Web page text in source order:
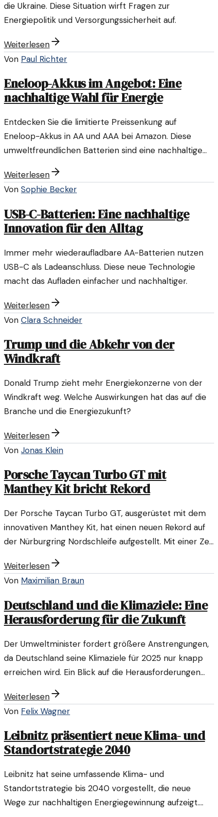
die Ukraine. Diese Situation wirft Fragen zur
Energiepolitik und Versorgungssicherheit auf.
Weiterlesen
Von Paul Richter
Eneloop-Akkus im Angebot: Eine
nachhaltige Wahl für Energie
Entdecken Sie die limitierte Preissenkung auf
Eneloop-Akkus in AA und AAA bei Amazon. Diese
umweltfreundlichen Batterien sind eine nachhaltige
Weiterlesen
Von Sophie Becker
USB-C-Batterien: Eine nachhaltige
Innovation für den Alltag
Immer mehr wiederaufladbare AA-Batterien nutzen
USB-C als Ladeanschluss. Diese neue Technologie
macht das Aufladen einfacher und nachhaltiger.
Weiterlesen
Von Clara Schneider
Trump und die Abkehr von der
Windkraft
Donald Trump zieht mehr Energiekonzerne von der
Windkraft weg. Welche Auswirkungen hat das auf die
Branche und die Energiezukunft?
Weiterlesen
Von Jonas Klein
Porsche Taycan Turbo GT mit
Manthey Kit bricht Rekord
Der Porsche Taycan Turbo GT, ausgerüstet mit dem
innovativen Manthey Kit, hat einen neuen Rekord auf
der Nürburgring Nordschleife aufgestellt. Mit einer Zeit
eindrucksvoll seine Leistung und Effizienz.
Weiterlesen
Von Maximilian Braun
Deutschland und die Klimaziele: Eine
Herausforderung für die Zukunft
Der Umweltminister fordert größere Anstrengungen,
da Deutschland seine Klimaziele für 2025 nur knapp
erreichen wird. Ein Blick auf die Herausforderungen
Weiterlesen
Von Felix Wagner
Leibnitz präsentiert neue Klima- und
Standortstrategie 2040
Leibnitz hat seine umfassende Klima- und
Standortstrategie bis 2040 vorgestellt, die neue
Wege zur nachhaltigen Energiegewinnung aufzeigt.